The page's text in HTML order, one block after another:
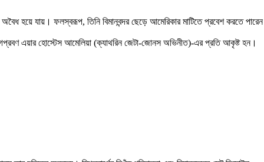
হয়ে যায়। ফলস্বরূপ, তিনি বিমানবন্দর ছেড়ে আমেরিকার মাটিতে প্রবেশ করতে পারেন
এয়ার হোস্টেস আমেলিয়া (ক্যাথরিন জেটা-জোনস অভিনীত)-এর প্রতি আকৃষ্ট হন।